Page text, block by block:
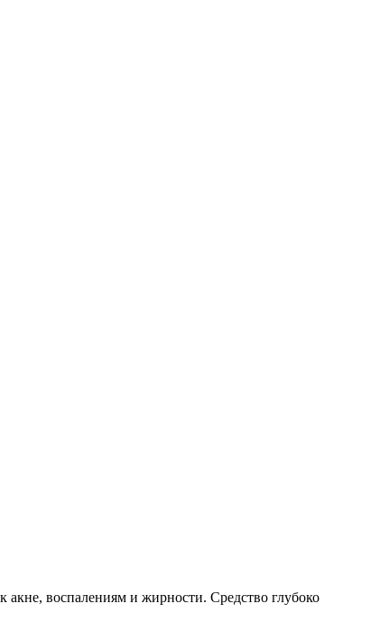
акне, воспалениям и жирности. Средство глубоко